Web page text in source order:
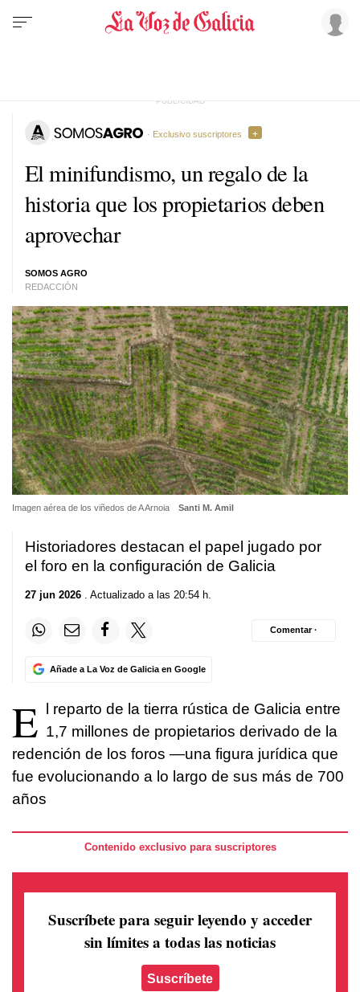
El minifundismo, un regalo de la
historia que los propietarios deben
aprovechar
SOMOS AGRO
REDACCIÓN
· Exclusivo suscriptores
Imagen aérea de los viñedos de A Arnoia Santi M. Amil
Historiadores destacan el papel jugado por
el foro en la configuración de Galicia
27 jun 2026 . Actualizado a las 20:54 h.
Añade a La Voz de Galicia en Google
Comentar ·
E l reparto de la tierra rústica de Galicia entre
1,7 millones de propietarios derivado de la
redención de los foros —una figura jurídica que
fue evolucionando a lo largo de sus más de 700
años
Contenido exclusivo para suscriptores
Suscríbete para seguir leyendo y acceder
sin límites a todas las noticias
Suscríbete